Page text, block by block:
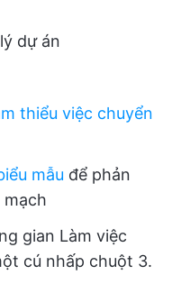
dự án
thiểu việc chuyển
mẫu để phản
mạch
gian Làm việc
cú nhấp chuột 3.